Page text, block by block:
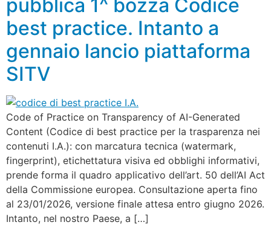
pubblica 1^ bozza Codice
best practice. Intanto a
gennaio lancio piattaforma
SITV
Code of Practice on Transparency of AI-Generated
Content (Codice di best practice per la trasparenza nei
contenuti I.A.): con marcatura tecnica (watermark,
fingerprint), etichettatura visiva ed obblighi informativi,
prende forma il quadro applicativo dell’art. 50 dell’AI Act
della Commissione europea. Consultazione aperta fino
al 23/01/2026, versione finale attesa entro giugno 2026.
Intanto, nel nostro Paese, a […]